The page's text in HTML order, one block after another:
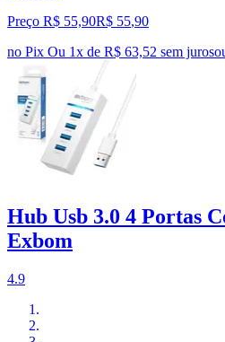
Preço R$ 55,90R$ 55,90
no Pix Ou 1x de R$ 63,52 sem juros
Hub Usb 3.0 4 Portas
Exbom
4.9